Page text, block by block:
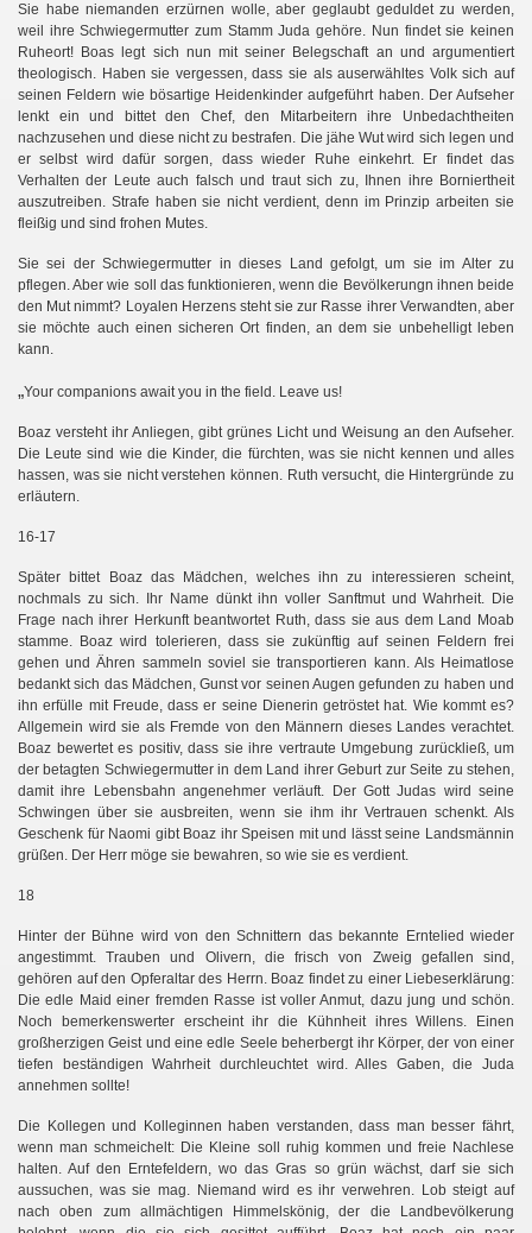
Sie habe niemanden erzürnen wolle, aber geglaubt geduldet zu werden,
weil ihre Schwiegermutter zum Stamm Juda gehöre. Nun findet sie keinen
Ruheort! Boas legt sich nun mit seiner Belegschaft an und argumentiert
theologisch. Haben sie vergessen, dass sie als auserwähltes Volk sich auf
seinen Feldern wie bösartige Heidenkinder aufgeführt haben. Der Aufseher
lenkt ein und bittet den Chef, den Mitarbeitern ihre Unbedachtheiten
nachzusehen und diese nicht zu bestrafen. Die jähe Wut wird sich legen und
er selbst wird dafür sorgen, dass wieder Ruhe einkehrt. Er findet das
Verhalten der Leute auch falsch und traut sich zu, Ihnen ihre Borniertheit
auszutreiben. Strafe haben sie nicht verdient, denn im Prinzip arbeiten sie
fleißig und sind frohen Mutes.
Sie sei der Schwiegermutter in dieses Land gefolgt, um sie im Alter zu
pflegen. Aber wie soll das funktionieren, wenn die Bevölkerungn ihnen beide
den Mut nimmt? Loyalen Herzens steht sie zur Rasse ihrer Verwandten, aber
sie möchte auch einen sicheren Ort finden, an dem sie unbehelligt leben
kann.
„Your companions await you in the field. Leave us!
Boaz versteht ihr Anliegen, gibt grünes Licht und Weisung an den Aufseher.
Die Leute sind wie die Kinder, die fürchten, was sie nicht kennen und alles
hassen, was sie nicht verstehen können. Ruth versucht, die Hintergründe zu
erläutern.
16-17
Später bittet Boaz das Mädchen, welches ihn zu interessieren scheint,
nochmals zu sich. Ihr Name dünkt ihn voller Sanftmut und Wahrheit. Die
Frage nach ihrer Herkunft beantwortet Ruth, dass sie aus dem Land Moab
stamme. Boaz wird tolerieren, dass sie zukünftig auf seinen Feldern frei
gehen und Ähren sammeln soviel sie transportieren kann. Als Heimatlose
bedankt sich das Mädchen, Gunst vor seinen Augen gefunden zu haben und
ihn erfülle mit Freude, dass er seine Dienerin getröstet hat. Wie kommt es?
Allgemein wird sie als Fremde von den Männern dieses Landes verachtet.
Boaz bewertet es positiv, dass sie ihre vertraute Umgebung zurückließ, um
der betagten Schwiegermutter in dem Land ihrer Geburt zur Seite zu stehen,
damit ihre Lebensbahn angenehmer verläuft. Der Gott Judas wird seine
Schwingen über sie ausbreiten, wenn sie ihm ihr Vertrauen schenkt. Als
Geschenk für Naomi gibt Boaz ihr Speisen mit und lässt seine Landsmännin
grüßen. Der Herr möge sie bewahren, so wie sie es verdient.
18
Hinter der Bühne wird von den Schnittern das bekannte Erntelied wieder
angestimmt. Trauben und Olivern, die frisch von Zweig gefallen sind,
gehören auf den Opferaltar des Herrn. Boaz findet zu einer Liebeserklärung:
Die edle Maid einer fremden Rasse ist voller Anmut, dazu jung und schön.
Noch bemerkenswerter erscheint ihr die Kühnheit ihres Willens. Einen
großherzigen Geist und eine edle Seele beherbergt ihr Körper, der von einer
tiefen beständigen Wahrheit durchleuchtet wird. Alles Gaben, die Juda
annehmen sollte!
Die Kollegen und Kolleginnen haben verstanden, dass man besser fährt,
wenn man schmeichelt: Die Kleine soll ruhig kommen und freie Nachlese
halten. Auf den Erntefeldern, wo das Gras so grün wächst, darf sie sich
aussuchen, was sie mag. Niemand wird es ihr verwehren. Lob steigt auf
nach oben zum allmächtigen Himmelskönig, der die Landbevölkerung